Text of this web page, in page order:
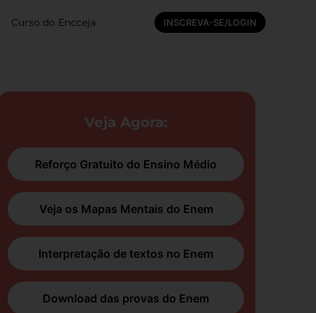
Curso do Encceja INSCREVA-SE/LOGIN
Veja Agora:
Reforço Gratuito do Ensino Médio
Veja os Mapas Mentais do Enem
Interpretação de textos no Enem
Download das provas do Enem